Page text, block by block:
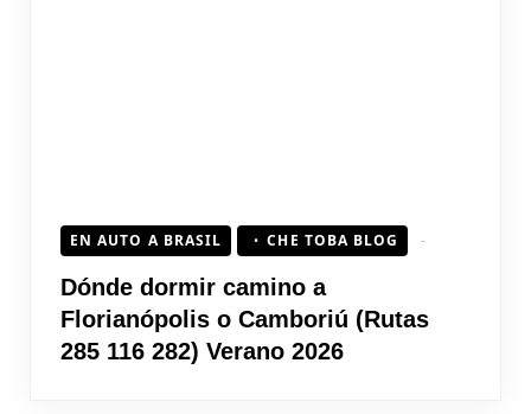
EN AUTO A BRASIL CHE TOBA BLOG
Dónde dormir camino a
Florianópolis o Camboriú (Rutas
285 116 282) Verano 2026